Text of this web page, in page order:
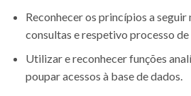
Reconhecer os princípios a seguir
consultas e respetivo processo
Utilizar e reconhecer funções
poupar acessos à base de dados.